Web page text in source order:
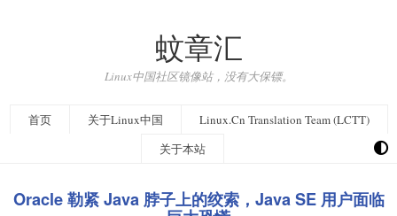
蚊章汇
Linux中国社区镜像站，没有大保镖。
首页 关于Linux中国
Linux.Cn Translation Team (LCTT)
关于本站
Oracle 勒紧 Java 脖子上的绞索，Java SE 用户面临